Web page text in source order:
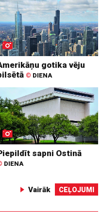
gotika vēju
© DIENA
sapni Ostinā
DIENA
Vairāk CEĻOJUMI